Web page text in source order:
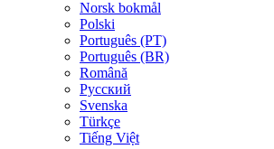
Norsk bokmål
Polski
Português (PT)
Português (BR)
Română
Русский
Svenska
Türkçe
Tiếng Việt